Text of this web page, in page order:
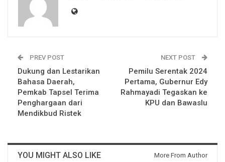
PREV POST
Dukung dan Lestarikan
Bahasa Daerah,
Pemkab Tapsel Terima
Penghargaan dari
Mendikbud Ristek
NEXT POST
Pemilu Serentak 2024
Pertama, Gubernur Edy
Rahmayadi Tegaskan ke
KPU dan Bawaslu
YOU MIGHT ALSO LIKE More From Author